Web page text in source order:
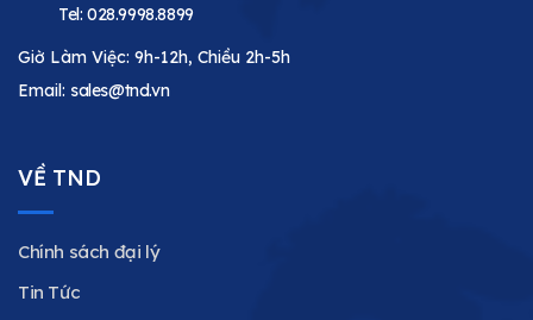
Tel: 028.9998.8899
Giờ Làm Việc: 9h-12h, Chiều 2h-5h
Email: sales@tnd.vn
VỀ TND
Chính sách đại lý
Tin Tức